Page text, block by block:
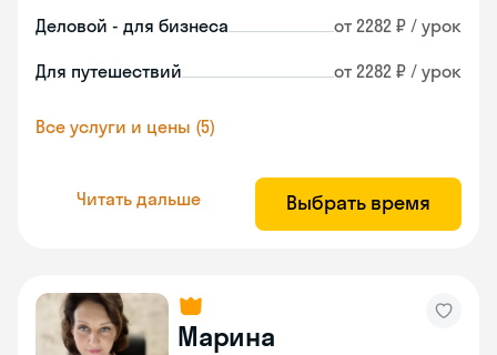
Деловой - для бизнеса от 2282 ₽ / урок
Для путешествий от 2282 ₽ / урок
Все услуги и цены (5)
Читать дальше Выбрать время
Марина